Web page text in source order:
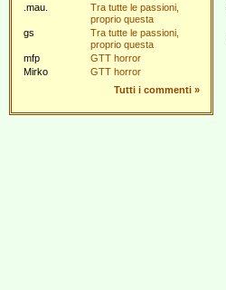
.mau.
Tra tutte le passioni,
proprio questa
gs
Tra tutte le passioni,
proprio questa
mfp
GTT horror
Mirko
GTT horror
Tutti i commenti »